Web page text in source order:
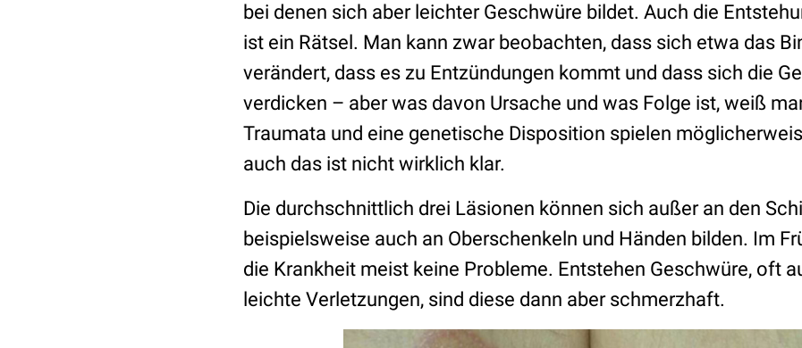
bei denen sich aber leichter Geschwüre bildet. Auch die
ist ein Rätsel. Man kann zwar beobachten, dass sich etwa das
verändert, dass es zu Entzündungen kommt und dass sich die
verdicken – aber was davon Ursache und was Folge ist, weiß
Traumata und eine genetische Disposition spielen
auch das ist nicht wirklich klar.
Die durchschnittlich drei Läsionen können sich außer an den
beispielsweise auch an Oberschenkeln und Händen bilden. Im
die Krankheit meist keine Probleme. Entstehen Geschwüre, oft
leichte Verletzungen, sind diese dann aber schmerzhaft.